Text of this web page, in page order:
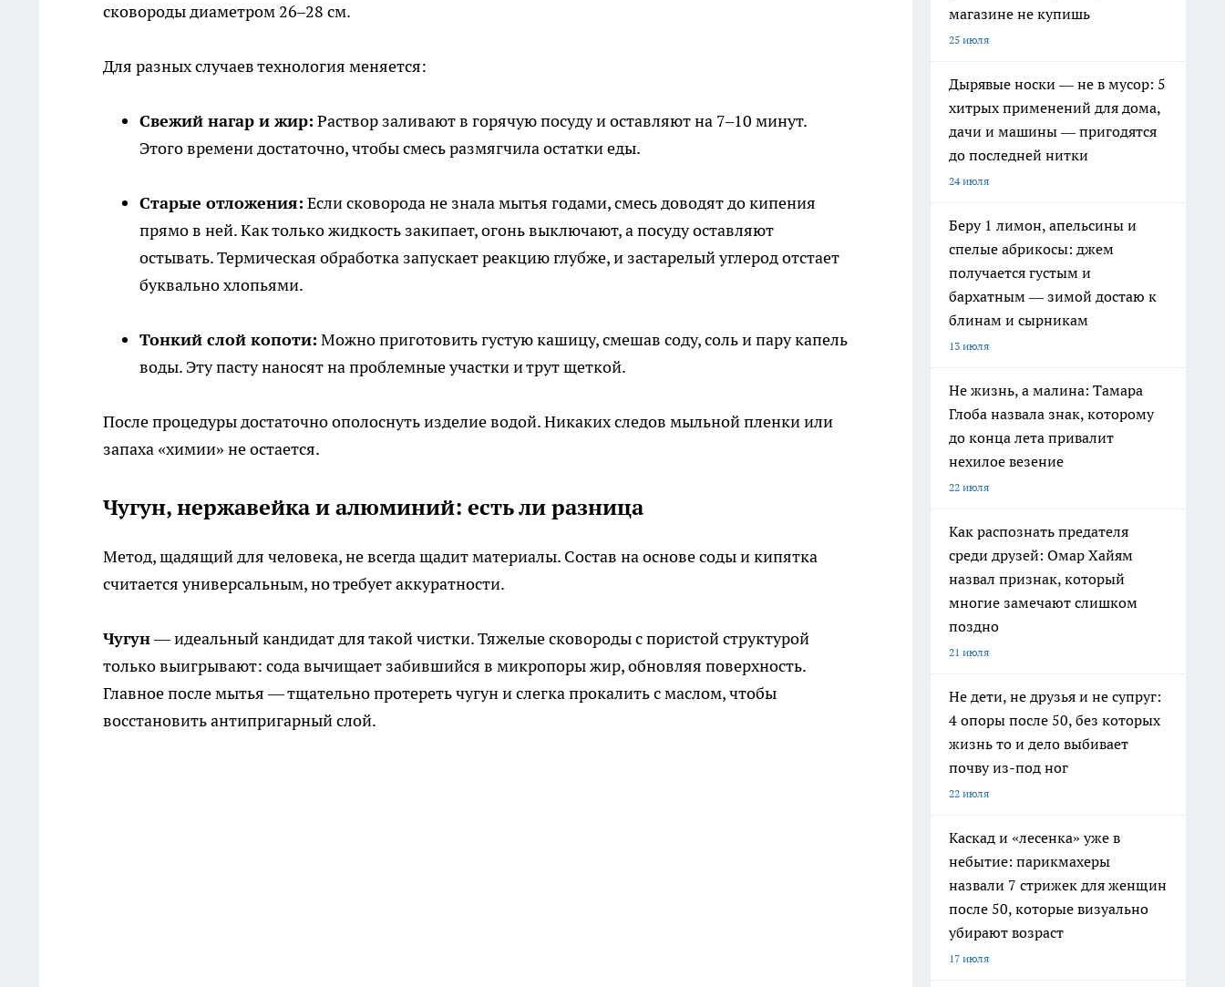
сковороды диаметром 26–28 см.
Для разных случаев технология меняется:
Свежий нагар и жир: Раствор заливают в горячую посуду и оставляют на 7–10 минут.
Этого времени достаточно, чтобы смесь размягчила остатки еды.
Старые отложения: Если сковорода не знала мытья годами, смесь доводят до кипения
прямо в ней. Как только жидкость закипает, огонь выключают, а посуду оставляют
остывать. Термическая обработка запускает реакцию глубже, и застарелый углерод отстает
буквально хлопьями.
Тонкий слой копоти: Можно приготовить густую кашицу, смешав соду, соль и пару капель
воды. Эту пасту наносят на проблемные участки и трут щеткой.
После процедуры достаточно ополоснуть изделие водой. Никаких следов мыльной пленки или
запаха «химии» не остается.
Чугун, нержавейка и алюминий: есть ли разница
Метод, щадящий для человека, не всегда щадит материалы. Состав на основе соды и кипятка
считается универсальным, но требует аккуратности.
Чугун— идеальный кандидат для такой чистки. Тяжелые сковороды с пористой структурой
только выигрывают: сода вычищает забившийся в микропоры жир, обновляя поверхность.
Главное после мытья — тщательно протереть чугун и слегка прокалить с маслом, чтобы
восстановить антипригарный слой.
магазине не купишь
25 июля
Дырявые носки — не в мусор: 5
хитрых применений для дома,
дачи и машины — пригодятся
до последней нитки
24 июля
Беру 1 лимон, апельсины и
спелые абрикосы: джем
получается густым и
бархатным — зимой достаю к
блинам и сырникам
13 июля
Не жизнь, а малина: Тамара
Глоба назвала знак, которому
до конца лета привалит
нехилое везение
22 июля
Как распознать предателя
среди друзей: Омар Хайям
назвал признак, который
многие замечают слишком
поздно
21 июля
Не дети, не друзья и не супруг:
4 опоры после 50, без которых
жизнь то и дело выбивает
почву из-под ног
22 июля
Каскад и «лесенка» уже в
небытие: парикмахеры
назвали 7 стрижек для женщин
после 50, которые визуально
убирают возраст
17 июля